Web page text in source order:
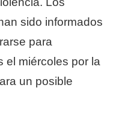
sido informados
para
el miércoles por la
un posible